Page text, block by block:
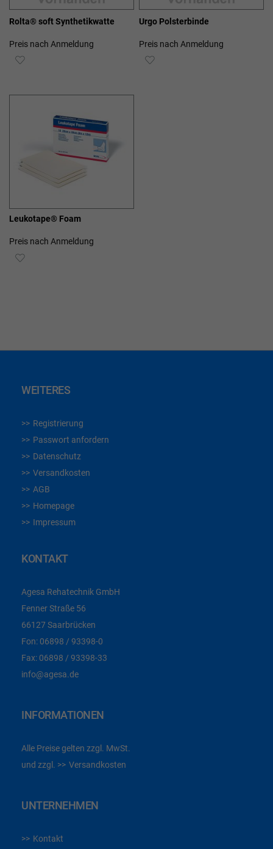
Rolta® soft Synthetikwatte
Preis nach Anmeldung
ZUR
Urgo Polsterbinde
Preis nach Anmeldung
ZUR
Leukotape® Foam
Preis nach Anmeldung
ZUR
WEITERES
Registrierung
Passwort anfordern
Datenschutz
Versandkosten
AGB
Homepage
Impressum
KONTAKT
Agesa Rehatechnik GmbH
Fenner Straße 56
66127 Saarbrücken
Fon: 06898 / 93398-0
Fax: 06898 / 93398-33
info@agesa.de
INFORMATIONEN
Alle Preise gelten zzgl. MwSt.
und zzgl.
Versandkosten
UNTERNEHMEN
Kontakt